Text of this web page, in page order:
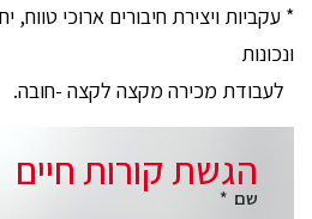
* עקביות ויצירת חיבורים ארוכי טווח,
ונכונות
לעבודת מכירה מקצה לקצה -חובה.
הגשת קורות חיים
שם